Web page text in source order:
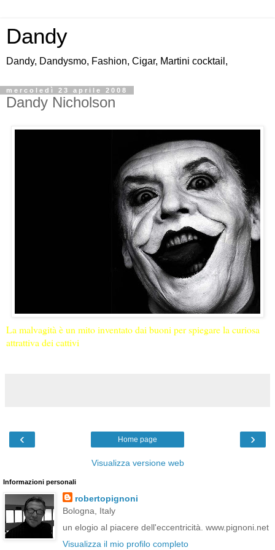
Dandy
Dandy, Dandysmo, Fashion, Cigar, Martini cocktail,
mercoledì 23 aprile 2008
Dandy Nicholson
La malvagità è un mito inventato dai buoni per spiegare la curiosa
attrattiva dei cattivi
‹ ›
Home page
Visualizza versione web
Informazioni personali
robertopignoni
Bologna, Italy
un elogio al piacere dell'eccentricità. www.pignoni.net
Visualizza il mio profilo completo